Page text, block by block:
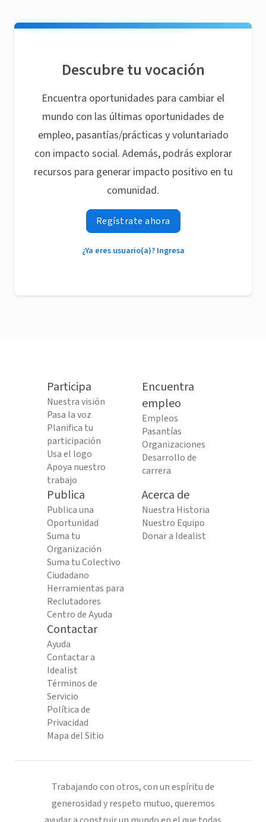
Descubre tu vocación
Encuentra oportunidades para cambiar el
mundo con las últimas oportunidades de
empleo, pasantías/prácticas y voluntariado
con impacto social. Además, podrás explorar
recursos para generar impacto positivo en tu
comunidad.
Regístrate ahora
¿Ya eres usuario(a)? Ingresa
Participa
Nuestra visión
Pasa la voz
Planifica tu
participación
Usa el logo
Apoya nuestro
trabajo
Encuentra
empleo
Empleos
Pasantías
Organizaciones
Desarrollo de
carrera
Publica
Publica una
Oportunidad
Suma tu
Organización
Suma tu Colectivo
Ciudadano
Herramientas para
Reclutadores
Centro de Ayuda
Acerca de
Nuestra Historia
Nuestro Equipo
Donar a Idealist
Contactar
Ayuda
Contactar a
Idealist
Términos de
Servicio
Política de
Privacidad
Mapa del Sitio
Trabajando con otros, con un espíritu de
generosidad y respeto mutuo, queremos